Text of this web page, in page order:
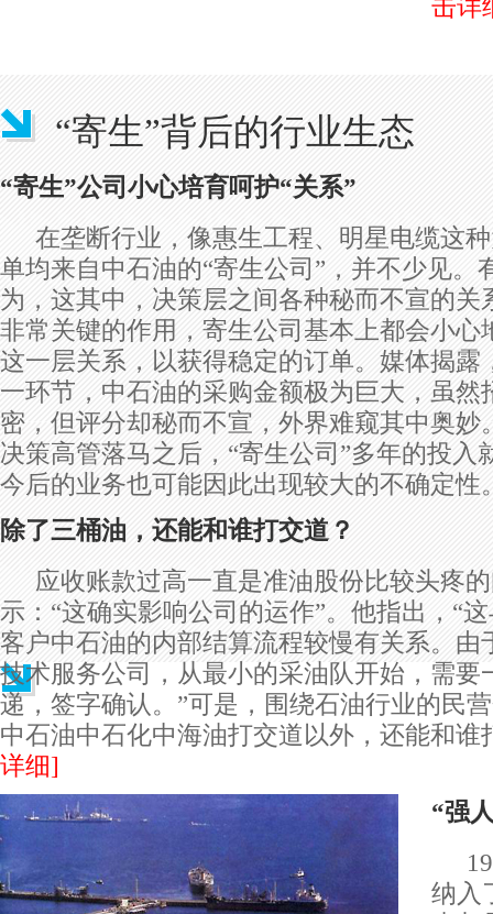
击详
“寄生”背后的行业生态
“寄生”公司小心培育呵护“关系”
在垄断行业，像惠生工程、明星电缆这
单均来自中石油的“寄生公司”，并不少见。
为，这其中，决策层之间各种秘而不宣的关
非常关键的作用，寄生公司基本上都会小心
这一层关系，以获得稳定的订单。媒体揭露
一环节，中石油的采购金额极为巨大，虽然
密，但评分却秘而不宣，外界难窥其中奥妙
决策高管落马之后，“寄生公司”多年的投入
今后的业务也可能因此出现较大的不确定性
除了三桶油，还能和谁打交道？
应收账款过高一直是准油股份比较头疼
示：“这确实影响公司的运作”。他指出，“
客户中石油的内部结算流程较慢有关系。由
技术服务公司，从最小的采油队开始，需要
递，签字确认。”可是，围绕石油行业的民
中石油中石化中海油打交道以外，还能和谁
详细]
“强
纳入